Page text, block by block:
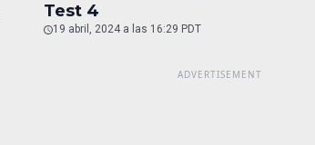
Test 4
19 abril, 2024 a las 16:29 PDT